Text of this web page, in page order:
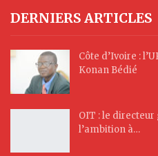
DERNIERS ARTICLES
Côte d’Ivoire :
Konan Bédié
OIT : le
l’ambition à…